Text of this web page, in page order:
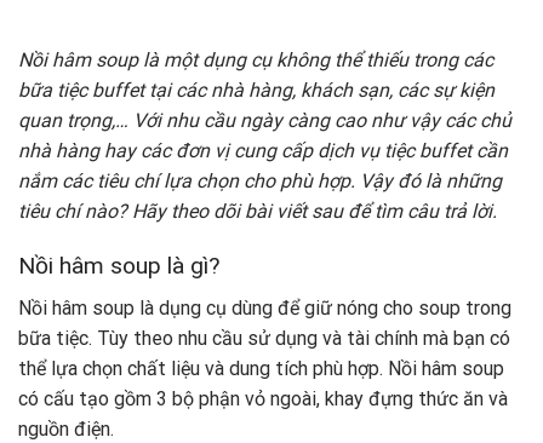
Nồi hâm soup là một dụng cụ không thể thiếu trong các
bữa tiệc buffet tại các nhà hàng, khách sạn, các sự kiện
quan trọng,… Với nhu cầu ngày càng cao như vậy các chủ
nhà hàng hay các đơn vị cung cấp dịch vụ tiệc buffet cần
nắm các tiêu chí lựa chọn cho phù hợp. Vậy đó là những
tiêu chí nào? Hãy theo dõi bài viết sau để tìm câu trả lời.
Nồi hâm soup là gì?
Nồi hâm soup là dụng cụ dùng để giữ nóng cho soup trong
bữa tiệc. Tùy theo nhu cầu sử dụng và tài chính mà bạn có
thể lựa chọn chất liệu và dung tích phù hợp. Nồi hâm soup
có cấu tạo gồm 3 bộ phận vỏ ngoài, khay đựng thức ăn và
nguồn điện.